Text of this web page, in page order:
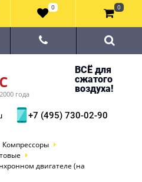
года
ВСЁ для
сжатого
воздуха!
+7 (495) 730-02-90
Компрессоры
двигателе (на
0 0